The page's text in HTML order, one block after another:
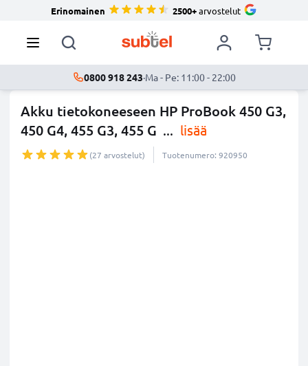
Erinomainen 2500+arvostelut
0800 918 243·Ma - Pe: 11:00 - 22:00
Akku tietokoneeseen HP ProBook 450 G3,
450 G4, 455 G3, 455 G ... lisää
(27 arvostelut) Tuotenumero: 920950